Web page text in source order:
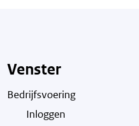
Venster
Bedrijfsvoering
Inloggen